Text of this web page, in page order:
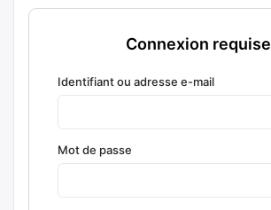
Connexion requise
Identifiant ou adresse e-mail
Mot de passe